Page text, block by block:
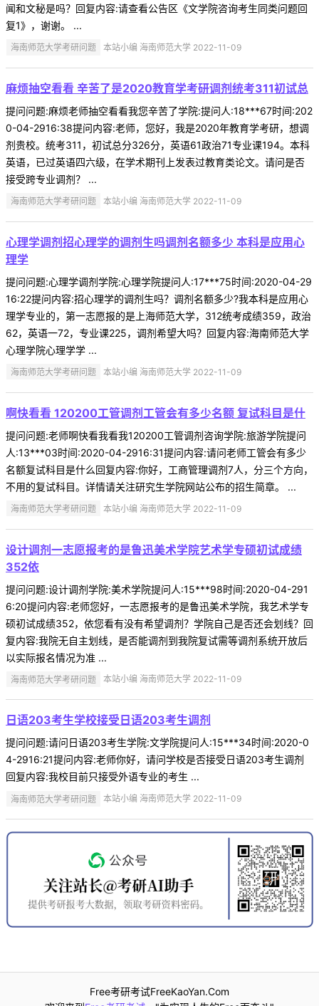
闻和文秘是吗？回复内容:请查看公告区《文学院咨询考生同类问题回
复1》，谢谢。 ...
海南师范大学考研问题 本站小编 海南师范大学 2022-11-09
麻烦抽空看看 辛苦了是2020教育学考研调剂统考311初试总
提问问题:麻烦老师抽空看看我您辛苦了学院:提问人:18***67时间:202
0-04-2916:38提问内容:老师，您好，我是2020年教育学考研，想调
剂贵校。统考311，初试总分326分，英语61政治71专业课194。本科
英语，已过英语四六级，在学术期刊上发表过教育类论文。请问是否
接受跨专业调剂？ ...
海南师范大学考研问题 本站小编 海南师范大学 2022-11-09
心理学调剂招心理学的调剂生吗调剂名额多少 本科是应用心
理学
提问问题:心理学调剂学院:心理学院提问人:17***75时间:2020-04-29
16:22提问内容:招心理学的调剂生吗？调剂名额多少?我本科是应用心
理学专业的，第一志愿报的是上海师范大学，312统考成绩359，政治
62，英语一72，专业课225，调剂希望大吗？回复内容:海南师范大学
心理学院心理学学 ...
海南师范大学考研问题 本站小编 海南师范大学 2022-11-09
啊快看看 120200工管调剂工管会有多少名额 复试科目是什
提问问题:老师啊快看我看我120200工管调剂咨询学院:旅游学院提问
人:13***03时间:2020-04-2916:31提问内容:请问老师工管会有多少
名额复试科目是什么回复内容:你好，工商管理调剂7人，分三个方向，
不用的复试科目。详情请关注研究生学院网站公布的招生简章。 ...
海南师范大学考研问题 本站小编 海南师范大学 2022-11-09
设计调剂一志愿报考的是鲁迅美术学院艺术学专硕初试成绩
352依
提问问题:设计调剂学院:美术学院提问人:15***98时间:2020-04-291
6:20提问内容:老师您好，一志愿报考的是鲁迅美术学院，我艺术学专
硕初试成绩352，依您看有没有希望调剂？学院自己是否还会划线？回
复内容:我院无自主划线，是否能调剂到我院复试需等调剂系统开放后
以实际报名情况为准 ...
海南师范大学考研问题 本站小编 海南师范大学 2022-11-09
日语203考生学校接受日语203考生调剂
提问问题:请问日语203考生学院:文学院提问人:15***34时间:2020-0
4-2916:21提问内容:老师你好，请问学校是否接受日语203考生调剂
回复内容:我校目前只接受外语专业的考生 ...
海南师范大学考研问题 本站小编 海南师范大学 2022-11-09
Free考研考试FreeKaoYan.Com